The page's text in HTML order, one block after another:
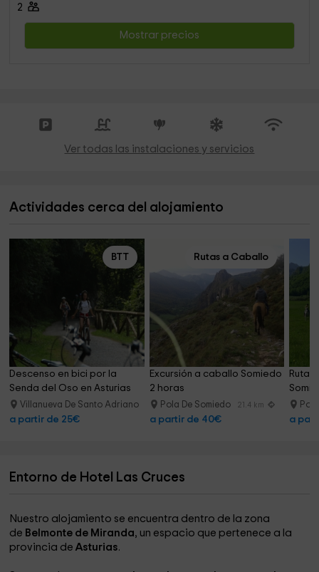
2
Mostrar precios
Ver todas las instalaciones y servicios
Actividades cerca del alojamiento
BTT
Descenso en bici por la
Senda del Oso en Asturias
Villanueva De Santo Adriano 17.4 km
a partir de 25€
Rutas a Caballo
Excursión a caballo Somiedo
2 horas
Pola De Somiedo 21.4 km
a partir de 40€
Ruta
a
Entorno de Hotel Las Cruces
Nuestro alojamiento se encuentra dentro de la zona
de Belmonte de Miranda, un espacio que pertenece a la
provincia deAsturias.